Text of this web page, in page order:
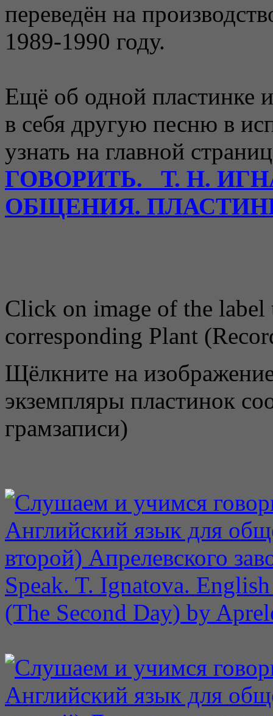
переведён на
1989-1990 году.
Ещё об одной пластинке
в себя другую песню в
узнать на главной
ГОВОРИТЬ. Т. Н.
ОБЩЕНИЯ.
Click on image of the label
corresponding Plant
Щёлкните на
экземпляры пластинок
грамзаписи)